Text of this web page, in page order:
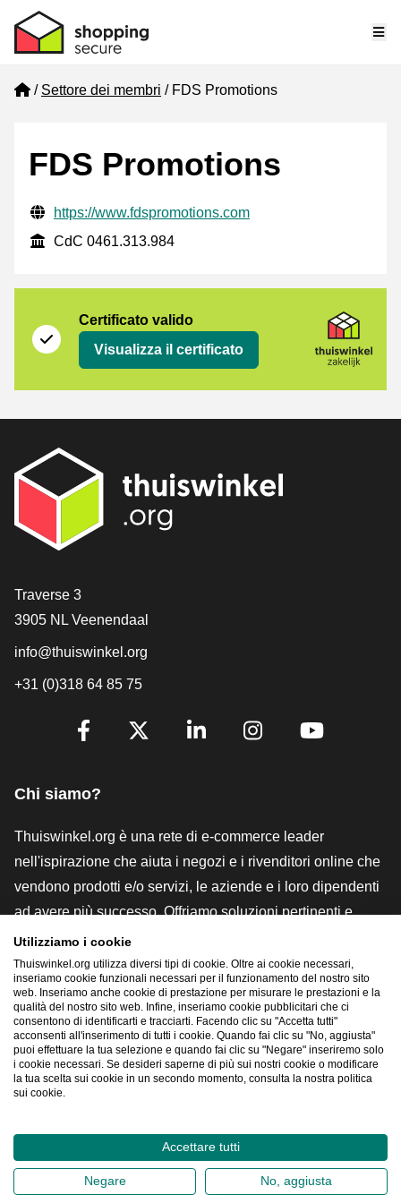
Home
Settore dei membri FDS Promotions
FDS Promotions
Informazioni di contatto verificate
Website URL
https://www.fdspromotions.com
CdC
CdC 0461.313.984
Certificato valido
Visualizza il certificato
[_General:Contact]
Traverse 3
3905 NL Veenendaal
info@thuiswinkel.org
+31 (0)318 64 85 75
[_General:SocialMediaTitle]
Chi siamo?
Thuiswinkel.org è una rete di e-commerce leader
nell'ispirazione che aiuta i negozi e i rivenditori online che
vendono prodotti e/o servizi, le aziende e i loro dipendenti
ad avere più successo. Offriamo soluzioni pertinenti e
pratiche con vari marchi di fiducia, recensioni Thuiswinkel,
strumenti e consulenze legali, advocacy, ricerche di
mercato e disponiamo di una nostra piattaforma formativa,
la Thuiswinkel e-Academy.
Naviga rapidamente
2026©Thuiswinkel.org
Informativa sulla privacy
Dichiarazione sui cookie
Utilizziamo i cookie
Thuiswinkel.org utilizza diversi tipi di cookie. Oltre ai cookie necessari,
inseriamo cookie funzionali necessari per il funzionamento del nostro sito
web. Inseriamo anche cookie di prestazione per misurare le prestazioni e la
qualità del nostro sito web. Infine, inseriamo cookie pubblicitari che ci
consentono di identificarti e tracciarti. Facendo clic su "Accetta tutti"
acconsenti all'inserimento di tutti i cookie. Quando fai clic su "No, aggiusta"
puoi effettuare la tua selezione e quando fai clic su "Negare" inseriremo solo
i cookie necessari. Se desideri saperne di più sui nostri cookie o modificare
la tua scelta sui cookie in un secondo momento, consulta la nostra politica
sui cookie.
Accettare tutti
Negare No, aggiusta